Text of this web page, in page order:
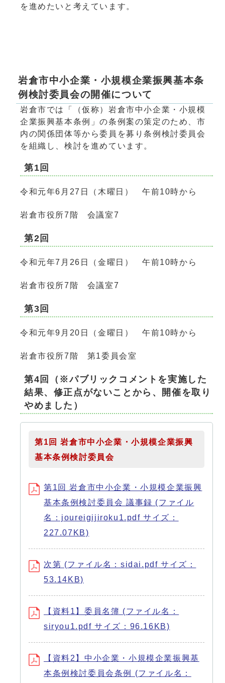
を進めたいと考えています。
岩倉市中小企業・小規模企業振興基本条
例検討委員会の開催について
岩倉市では「（仮称）岩倉市中小企業・小規模
企業振興基本条例」の条例案の策定のため、市
内の関係団体等から委員を募り条例検討委員会
を組織し、検討を進めています。
第1回
令和元年6月27日（木曜日） 午前10時から
岩倉市役所7階 会議室7
第2回
令和元年7月26日（金曜日） 午前10時から
岩倉市役所7階 会議室7
第3回
令和元年9月20日（金曜日） 午前10時から
岩倉市役所7階 第1委員会室
第4回（※パブリックコメントを実施した
結果、修正点がないことから、開催を取り
やめました）
第1回 岩倉市中小企業・小規模企業振興
基本条例検討委員会
第1回 岩倉市中小企業・小規模企業振興
基本条例検討委員会 議事録 (ファイル
名：joureigijiroku1.pdf サイズ：
227.07KB)
次第 (ファイル名：sidai.pdf サイズ：
53.14KB)
【資料1】委員名簿 (ファイル名：
siryou1.pdf サイズ：96.16KB)
【資料2】中小企業・小規模企業振興基
本条例検討委員会条例 (ファイル名：